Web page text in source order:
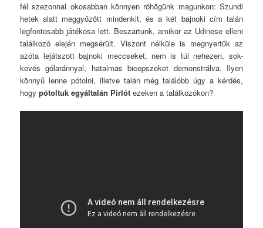
fél szezonnal okosabban könnyen röhögünk magunkon: Szundi
hetek alatt meggyőzött mindenkit, és a két bajnoki cím talán
legfontosabb játékosa lett. Beszartunk, amikor az Udinese elleni
találkozó elején megsérült. Viszont nélküle is megnyertük az
azóta lejátszott bajnoki meccseket, nem is túl nehezen, sok-
kevés gólaránnyal, hatalmas bicepszeket demonstrálva. Ilyen
könnyű lenne pótolni, illetve talán még találóbb úgy a kérdés,
hogypótoltuk egyáltalán Pirlót ezeken a találkozókon?